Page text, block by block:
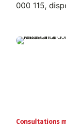
000 115,
Consultations